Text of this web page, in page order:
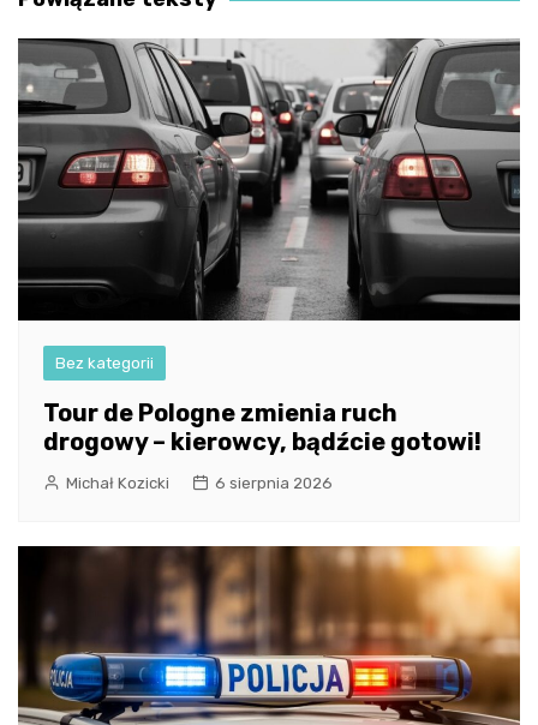
Bez kategorii
Tour de Pologne zmienia ruch
drogowy – kierowcy, bądźcie gotowi!
Michał Kozicki 6 sierpnia 2026